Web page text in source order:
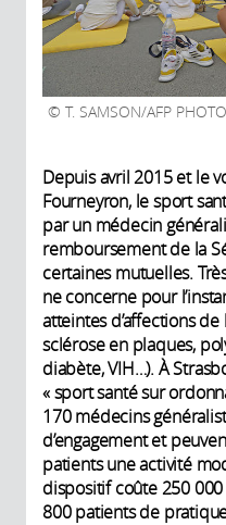
T. SAMSON/AFP PHOTO
Depuis avril 2015 et le
Fourneyron, le sport
par un médecin
remboursement de la
certaines mutuelles.
ne concerne pour
atteintes d’affections
sclérose en plaques,
diabète, VIH…). À
« sport santé sur
170 médecins
d’engagement et
patients une activité
dispositif coûte 250
800 patients de